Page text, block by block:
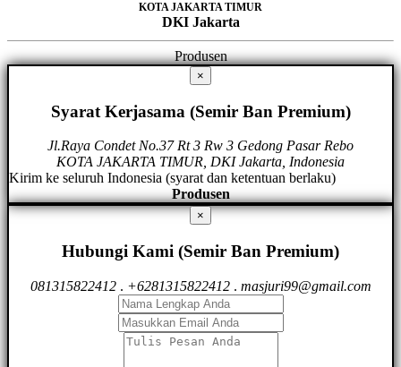
KOTA JAKARTA TIMUR
DKI Jakarta
Produsen
×
Syarat Kerjasama (Semir Ban Premium)
Jl.Raya Condet No.37 Rt 3 Rw 3 Gedong Pasar Rebo
KOTA JAKARTA TIMUR, DKI Jakarta, Indonesia
Kirim ke seluruh Indonesia (syarat dan ketentuan berlaku)
Produsen
×
Hubungi Kami (Semir Ban Premium)
081315822412. +6281315822412. masjuri99@gmail.com